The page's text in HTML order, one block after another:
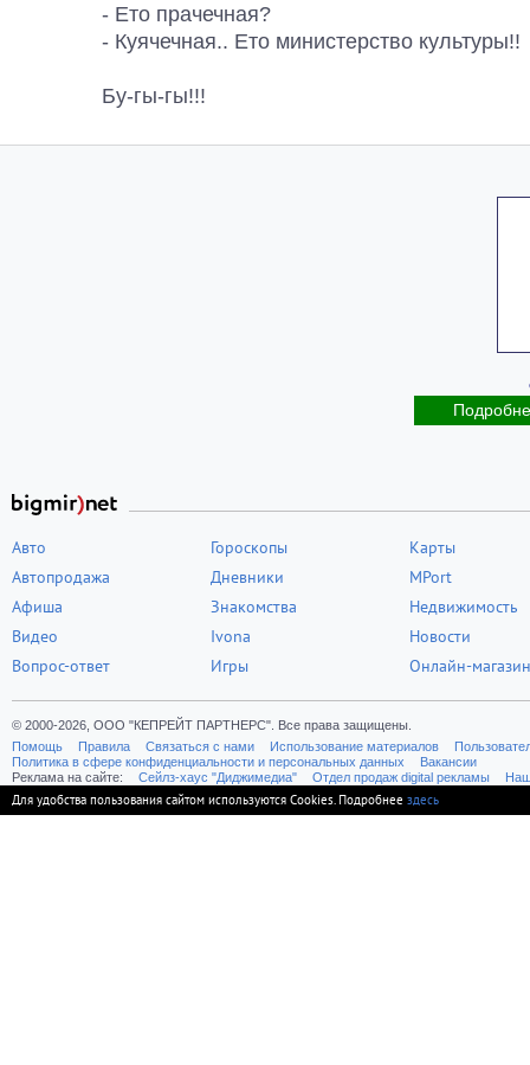
- Ето прачечная?
- Куячечная.. Ето министерство культуры!!
Бу-гы-гы!!!
Авто
Автопродажа
Афиша
Видео
Вопрос-ответ
Гороскопы
Дневники
Знакомства
Ivona
Игры
Карты
MPort
Недвижимость
Новости
Онлайн-магазин
© 2000-2026, ООО "КЕПРЕЙТ ПАРТНЕРС". Все права защищены.
Помощь
Правила Связаться с нами Использование материалов
Политика в сфере конфиденциальности и персональных данных
Вакансии
Реклама на сайте:
Cейлз-хаус "Диджимедиа" Отдел продаж digital рекламы
Для удобства пользования сайтом используются Cookies. Подробнее здесь